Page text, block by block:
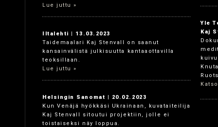
Lue juttu »
Iltalehti | 13.03.2023
Taidemaalari Kaj Stenvall on saanut
kansainvälistä julkisuutta kantaaottavilla
teoksillaan.
Lue juttu »
Helsingin Sanomat | 20.02.2023
Kun Venäjä hyökkäsi Ukrainaan, kuvataiteilija
Kaj Stenvall sitoutui projektiin, jolle ei
toistaiseksi näy loppua.
Yle
Kaj